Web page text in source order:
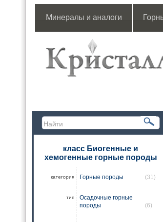
Минералы и аналоги
класс Биогенные и
хемогенные горные породы
категория Горные породы (31)
тип
Осадочные горные
породы
(6)